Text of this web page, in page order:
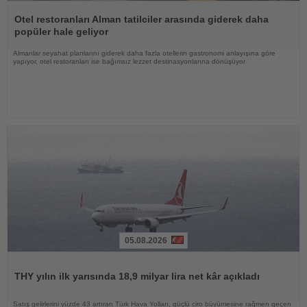
Oku
Otel restoranları Alman tatilciler arasında giderek daha
popüler hale geliyor
Almanlar seyahat planlarını giderek daha fazla otellerin gastronomi anlayışına göre
yapıyor, otel restoranları ise bağımsız lezzet destinasyonlarına dönüşüyor
05.08.2026
THY yılın ilk yarısında 18,9 milyar lira net kâr açıkladı
Satış gelirlerini yüzde 43 artıran Türk Hava Yolları, güçlü ciro büyümesine rağmen geçen